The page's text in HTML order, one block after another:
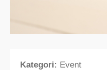
Kategori: Event